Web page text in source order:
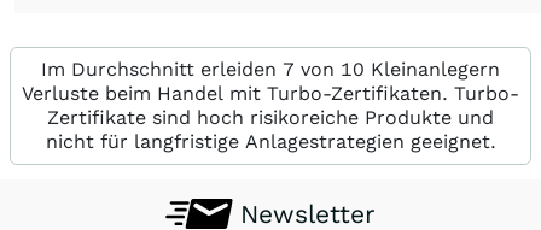
Im Durchschnitt erleiden 7 von 10 Kleinanlegern
Verluste beim Handel mit Turbo-Zertifikaten. Turbo-
Zertifikate sind hoch risikoreiche Produkte und
nicht für langfristige Anlagestrategien geeignet.
Newsletter